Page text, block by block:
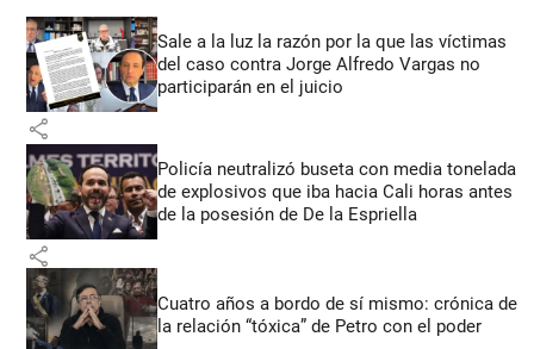
Sale a la luz la razón por la que las víctimas
del caso contra Jorge Alfredo Vargas no
participarán en el juicio
share
Policía neutralizó buseta con media tonelada
de explosivos que iba hacia Cali horas antes
de la posesión de De la Espriella
share
Cuatro años a bordo de sí mismo: crónica de
la relación “tóxica” de Petro con el poder